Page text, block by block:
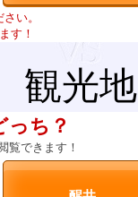
い。
す！
観光
っち？
覧できます！